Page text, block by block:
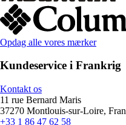
Opdag alle vores mærker
Kundeservice i Frankrig
Kontakt os
11 rue Bernard Maris
37270 Montlouis-sur-Loire,
+33 1 86 47 62 58